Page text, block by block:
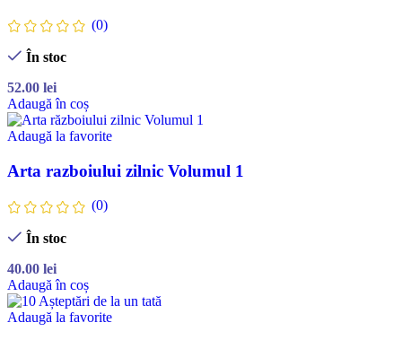
(0)
În stoc
52.00 lei
Adaugă în coș
Adaugă la favorite
Arta razboiului zilnic Volumul 1
(0)
În stoc
40.00 lei
Adaugă în coș
Adaugă la favorite